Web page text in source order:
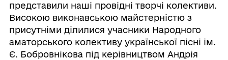
представили наші провідні творчі колективи.
Високою виконавською майстерністю з
присутніми ділилися учасники Народного
аматорського колективу української пісні ім.
Є. Бобровнікова під керівництвом Андрія